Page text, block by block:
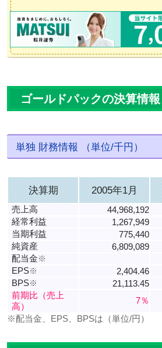
ゴールドパックの決算情報
単独 財務情報 （単位/千円）
決算期 2005年1月
売上高 44,968,192
経常利益
1,267,949
当期利益
775,440
純資産
6,809,089
配当金※
EPS※ 2,404.46
BPS※ 21,113.45
前期比（売上
高）
7％
※配当金、EPS、BPSは（単位/円）